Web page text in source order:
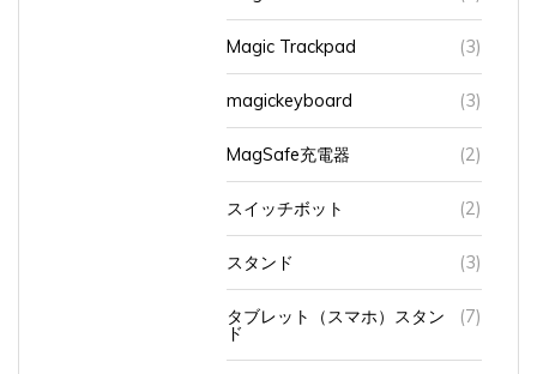
Magic Trackpad (3)
magickeyboard (3)
MagSafe充電器 (2)
スイッチボット (2)
スタンド (3)
タブレット（スマホ）スタン
ド
(7)